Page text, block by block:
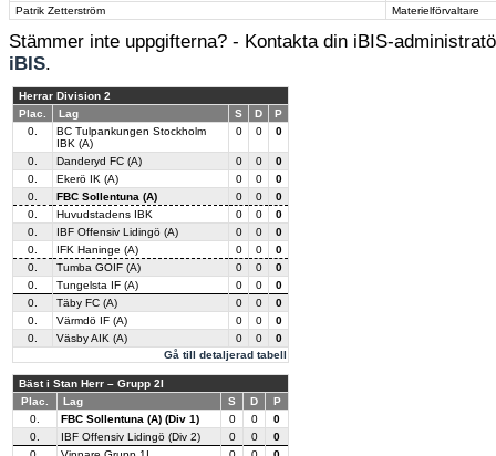
Patrik Zetterström
Materielförvaltare
Stämmer inte uppgifterna? - Kontakta din iBIS-
iBIS.
Herrar Division 2
Plac.
Lag S D P
Gå till detaljerad tabell
0.
BC Tulpankungen Stockholm
IBK (A)
0 0 0
0. Danderyd FC (A) 0 0
0
0.
Ekerö IK (A) 0 0
0
0.
FBC Sollentuna (A) 0 0
0
0.
Huvudstadens IBK 0 0
0
0.
IBF Offensiv Lidingö (A) 0 0
0
0.
IFK Haninge (A) 0 0
0
0.
Tumba GOIF (A) 0 0
0
0.
Tungelsta IF (A) 0 0
0
0.
Täby FC (A) 0 0
0
0.
Värmdö IF (A) 0 0
0
0.
Väsby AIK (A) 0 0 0
Bäst i Stan Herr – Grupp 2I
Plac.
Lag S D P
0. FBC Sollentuna (A) (Div 1) 0 0
0
0.
IBF Offensiv Lidingö (Div 2) 0 0
0